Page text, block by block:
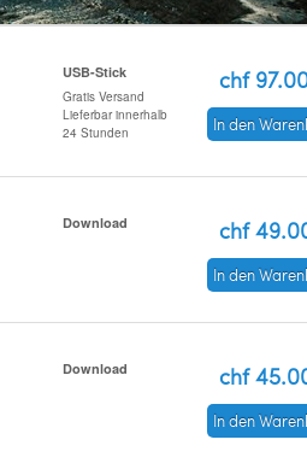
USB-Stick
Gratis Versand
Lieferbar innerhalb
24 Stunden
chf
In den
Download chf
In den
Download chf
In den